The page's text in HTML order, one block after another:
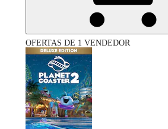
OFERTAS DE 1 VENDEDOR